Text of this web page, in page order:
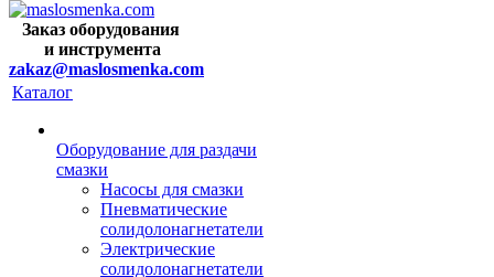
Заказ оборудования
и инструмента
zakaz@maslosmenka.com
Каталог
Оборудование для раздачи
смазки
Насосы для смазки
Пневматические
солидолонагнетатели
Электрические
солидолонагнетатели